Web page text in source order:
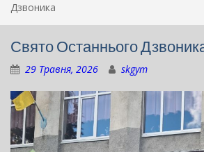
Дзвоника
Свято Останнього
29 Травня, 2026 skgym